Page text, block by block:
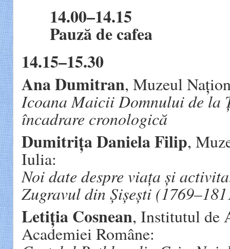
14.00–14.15
Pauză de cafea
14.15–15.30
Ana Dumitran, Muzeul
Icoana Maicii Domnului de la
încadrare cronologică
Dumitrița Daniela Filip,
Iulia:
Noi date despre viața și
Zugravuldin Șișești
Letiția Cosnean, Institutul de
Academiei Române: